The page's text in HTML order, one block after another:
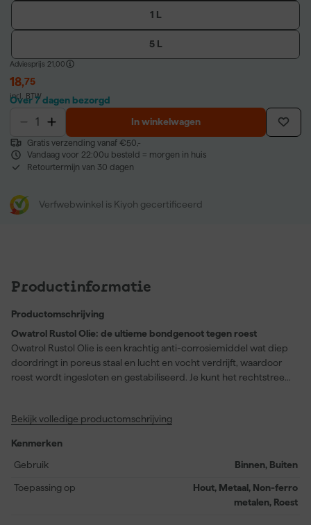
1 L
5 L
Adviesprijs 21,00
18,75
incl. BTW
Over 7 dagen bezorgd
In winkelwagen
Gratis verzending vanaf €50,-
Vandaag voor 22:00u besteld = morgen in huis
Retourtermijn van 30 dagen
Verfwebwinkel is Kiyoh gecertificeerd
Productinformatie
Productomschrijving
Owatrol Rustol Olie: de ultieme bondgenoot tegen roest
Owatrol Rustol Olie is een krachtig anti-corrosiemiddel wat diep
doordringt in poreus staal en lucht en vocht verdrijft, waardoor
roest wordt ingesloten en gestabiliseerd. Je kunt het rechtstreeks
roestwering en verbeterde hechting. De olie vormt een soepele,
om boten, auto’s, hekwerk of gereedschap, met Rustol Olie geef
je jouw projecten een duurzame bescherming, én die stoere
perfect te combineren met Rustol C.I.P., AP.60 en Deco.
Bekijk volledige productomschrijving
Kenmerken
Gebruik
Binnen, Buiten
Toepassing op
Hout, Metaal, Non-ferro
metalen, Roest